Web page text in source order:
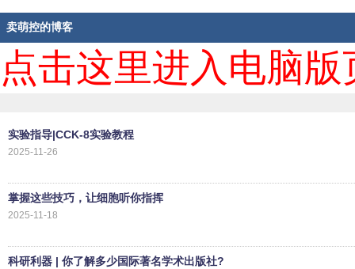
卖萌控的博客
点击这里进入电脑
实验指导|CCK-8实验教程
2025-11-26
掌握这些技巧，让细胞听你指挥
2025-11-18
科研利器 | 你了解多少国际著名学术出版社?